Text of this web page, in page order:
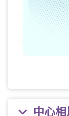
中心相